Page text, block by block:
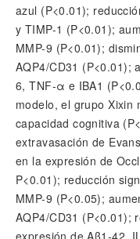
azul (P<0.01);
y TIMP-1 (P<0.01);
MMP-9 (P<0.01);
AQP4/CD31 (P<0.01);
6, TNF-α e IBA1
modelo, el grupo Xixin
capacidad cognitiva
extravasación de
en la expresión de
P<0.01); reducción
MMP-9 (P<0.05);
AQP4/CD31 (P<0.01);
expresión de Aβ1-42,